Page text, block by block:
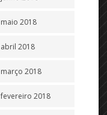
maio 2018
abril 2018
março 2018
fevereiro 2018